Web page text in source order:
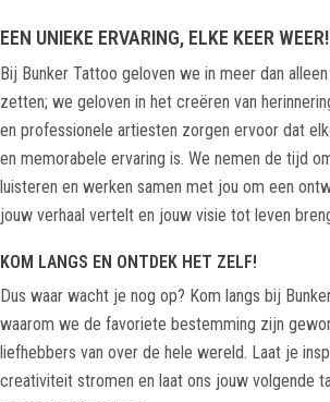
EEN UNIEKE ERVARING, ELKE KEER WEER!
Bij Bunker Tattoo geloven we in meer dan
zetten; we geloven in het creëren van
en professionele artiesten zorgen ervoor dat
en memorabele ervaring is. We nemen de tijd
luisteren en werken samen met jou om een
jouw verhaal vertelt en jouw visie tot leven
KOM LANGS EN ONTDEK HET ZELF!
Dus waar wacht je nog op? Kom langs bij
waarom we de favoriete bestemming zijn
liefhebbers van over de hele wereld. Laat je
creativiteit stromen en laat ons jouw volgende